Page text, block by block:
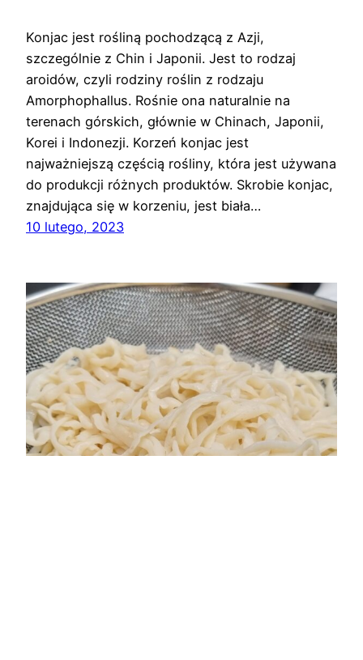
Konjac jest rośliną pochodzącą z Azji,
szczególnie z Chin i Japonii. Jest to rodzaj
aroidów, czyli rodziny roślin z rodzaju
Amorphophallus. Rośnie ona naturalnie na
terenach górskich, głównie w Chinach, Japonii,
Korei i Indonezji. Korzeń konjac jest
najważniejszą częścią rośliny, która jest używana
do produkcji różnych produktów. Skrobie konjac,
znajdująca się w korzeniu, jest biała…
10 lutego, 2023